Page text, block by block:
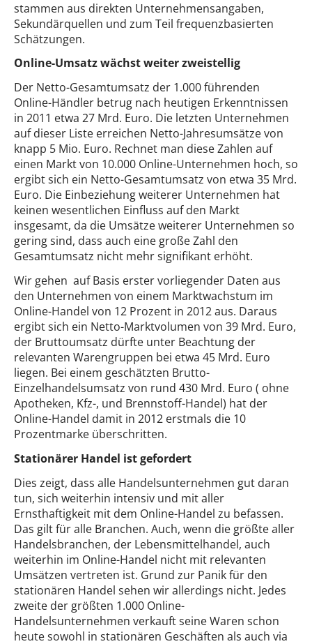
stammen aus direkten Unternehmensangaben,
Sekundärquellen und zum Teil frequenzbasierten
Schätzungen.
Online-Umsatz wächst weiter zweistellig
Der Netto-Gesamtumsatz der 1.000 führenden
Online-Händler betrug nach heutigen Erkenntnissen
in 2011 etwa 27 Mrd. Euro. Die letzten Unternehmen
auf dieser Liste erreichen Netto-Jahresumsätze von
knapp 5 Mio. Euro. Rechnet man diese Zahlen auf
einen Markt von 10.000 Online-Unternehmen hoch, so
ergibt sich ein Netto-Gesamtumsatz von etwa 35 Mrd.
Euro. Die Einbeziehung weiterer Unternehmen hat
keinen wesentlichen Einfluss auf den Markt
insgesamt, da die Umsätze weiterer Unternehmen so
gering sind, dass auch eine große Zahl den
Gesamtumsatz nicht mehr signifikant erhöht.
Wir gehen auf Basis erster vorliegender Daten aus
den Unternehmen von einem Marktwachstum im
Online-Handel von 12 Prozent in 2012 aus. Daraus
ergibt sich ein Netto-Marktvolumen von 39 Mrd. Euro,
der Bruttoumsatz dürfte unter Beachtung der
relevanten Warengruppen bei etwa 45 Mrd. Euro
liegen. Bei einem geschätzten Brutto-
Einzelhandelsumsatz von rund 430 Mrd. Euro ( ohne
Apotheken, Kfz-, und Brennstoff-Handel) hat der
Online-Handel damit in 2012 erstmals die 10
Prozentmarke überschritten.
Stationärer Handel ist gefordert
Dies zeigt, dass alle Handelsunternehmen gut daran
tun, sich weiterhin intensiv und mit aller
Ernsthaftigkeit mit dem Online-Handel zu befassen.
Das gilt für alle Branchen. Auch, wenn die größte aller
Handelsbranchen, der Lebensmittelhandel, auch
weiterhin im Online-Handel nicht mit relevanten
Umsätzen vertreten ist. Grund zur Panik für den
stationären Handel sehen wir allerdings nicht. Jedes
zweite der größten 1.000 Online-
Handelsunternehmen verkauft seine Waren schon
heute sowohl in stationären Geschäften als auch via